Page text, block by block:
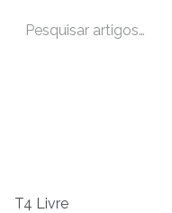
T4 Livre